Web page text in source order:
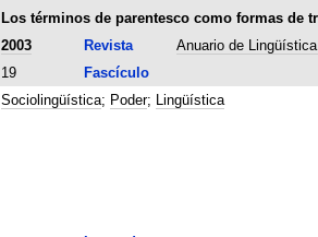
Los términos de parentesco como formas de
2003 Revista
Anuario de
19
Fascículo
Sociolingüística; Poder; Lingüística